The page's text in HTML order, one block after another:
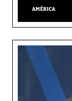
AMÉRICA